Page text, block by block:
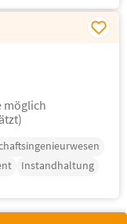
möglich
Instandhaltung